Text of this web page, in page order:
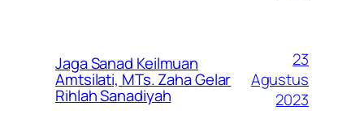
Jaga Sanad Keilmuan
Amtsilati, MTs. Zaha Gelar
Rihlah Sanadiyah
23
Agustus
2023